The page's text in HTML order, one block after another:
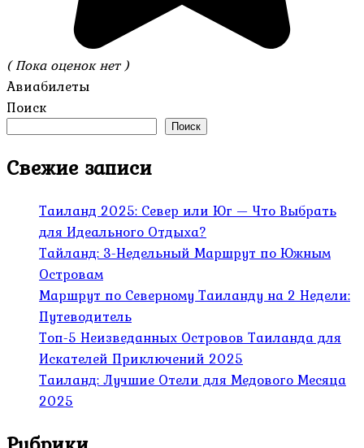
( Пока оценок нет )
Авиабилеты
Поиск
Поиск
Свежие записи
Таиланд 2025: Север или Юг — Что Выбрать
для Идеального Отдыха?
Тайланд: 3-Недельный Маршрут по Южным
Островам
Маршрут по Северному Таиланду на 2 Недели:
Путеводитель
Топ-5 Неизведанных Островов Таиланда для
Искателей Приключений 2025
Таиланд: Лучшие Отели для Медового Месяца
2025